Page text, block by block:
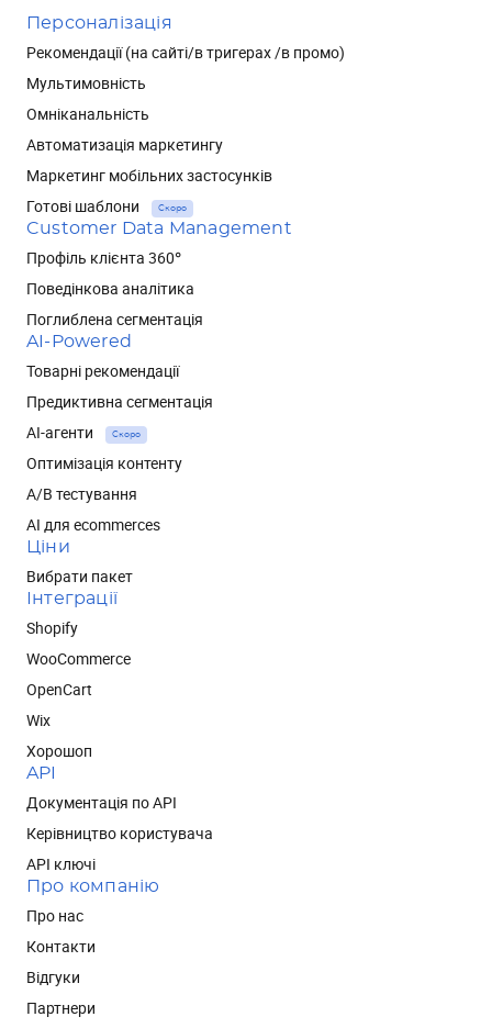
Персоналізація
Рекомендації (на сайті/в тригерах /в промо)
Мультимовність
Омніканальність
Автоматизація маркетингу
Маркетинг мобільних застосунків
Готові шаблони
Скоро
Customer Data Management
Профіль клієнта 360°
Поведінкова аналітика
Поглиблена сегментація
AI-Powered
Товарні рекомендації
Предиктивна сегментація
AI-агенти
Скоро
Оптимізація контенту
А/В тестування
AI для ecommerces
Ціни
Вибрати пакет
Інтеграції
Shopify
WooCommerce
OpenCart
Wix
Хорошоп
API
Документація по API
Керівництво користувача
API ключі
Про компанію
Про нас
Контакти
Відгуки
Партнери